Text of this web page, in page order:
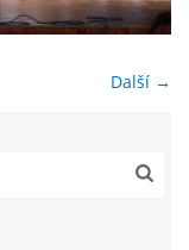
Další →